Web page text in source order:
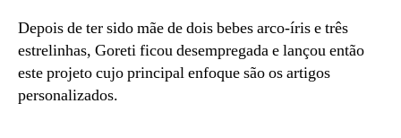
Depois de ter sido mãe de dois bebes arco-íris e três
estrelinhas, Goreti ficou desempregada e lançou então
este projeto cujo principal enfoque são os artigos
personalizados.